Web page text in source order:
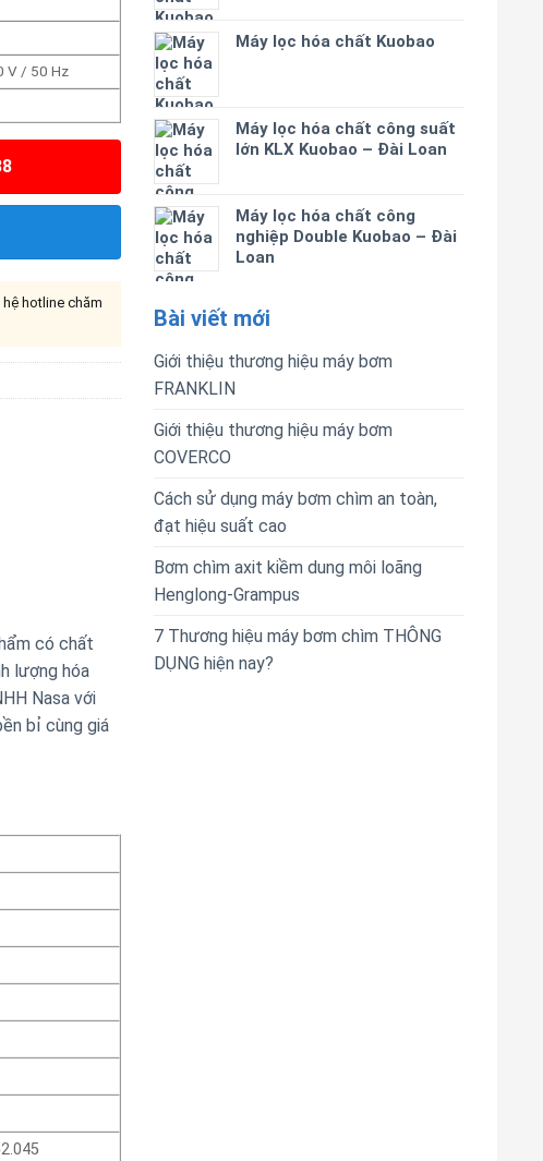
Máy lọc hóa chất Kuobao
Máy lọc hóa chất công suất
lớn KLX Kuobao – Đài Loan
Máy lọc hóa chất công
nghiệp Double Kuobao – Đài
Loan
Bài viết mới
Giới thiệu thương hiệu máy bơm
FRANKLIN
Giới thiệu thương hiệu máy bơm
COVERCO
Cách sử dụng máy bơm chìm an toàn,
đạt hiệu suất cao
Bơm chìm axit kiềm dung môi loãng
Henglong-Grampus
7 Thương hiệu máy bơm chìm THÔNG
DỤNG hiện nay?
V / 50 Hz
hotline chăm
có chất
lượng hóa
Nasa với
bỉ cùng giá